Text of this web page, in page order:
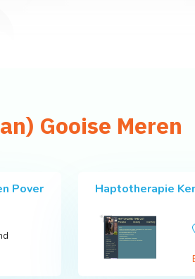
Gooise Meren
Pover Haptotherapie